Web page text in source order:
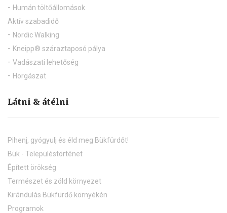
Humán töltőállomások
Aktív szabadidő
Nordic Walking
Kneipp® száraztaposó pálya
Vadászati lehetőség
Horgászat
Látni & átélni
Pihenj, gyógyulj és éld meg Bükfürdőt!
Bük - Településtörténet
Épített örökség
Természet és zöld környezet
Kirándulás Bükfürdő környékén
Programok